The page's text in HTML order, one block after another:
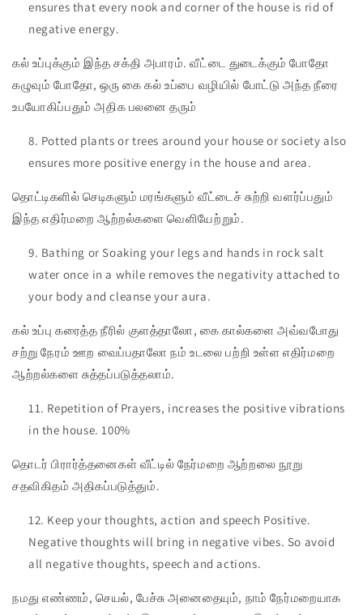
ensures that every nook and corner of the house is rid of
negative energy.
கல் உப்புக்கும் இந்த சக்தி அபாரம். வீட்டை துடைக்கும் போதோ
கழுவும் போதோ, ஒரு கை கல் உப்பை வழியில் போட்டு அந்த நீரை
உபயோகிப்பதும் அதிக பலனை தரும்
Potted plants or trees around your house or society also
ensures more positive energy in the house and area.
தொட்டிகளில் செடிகளும் மரங்களும் வீட்டைச் சுற்றி வளர்ப்பதும்
இந்த எதிர்மறை ஆற்றல்களை வெளியேற்றும்.
Bathing or Soaking your legs and hands in rock salt
water once in a while removes the negativity attached to
your body and cleanse your aura.
கல் உப்பு கரைத்த நீரில் குளத்தாலோ, கை கால்களை அவ்வபோது
சற்று நேரம் ஊற வைப்பதாலோ நம் உடலை பற்றி உள்ள எதிர்மறை
ஆற்றல்களை சுத்தப்படுத்தலாம்.
Repetition of Prayers, increases the positive vibrations
in the house. 100%
தொடர் பிரார்த்தனைகள் வீட்டில் நேர்மறை ஆற்றலை நூறு
சதவிகிதம் அதிகப்படுத்தும்.
Keep your thoughts, action and speech Positive.
Negative thoughts will bring in negative vibes. So avoid
all negative thoughts, speech and actions.
நமது எண்ணம், செயல், பேச்சு அனைதையும், நாம் நேர்மறையாக